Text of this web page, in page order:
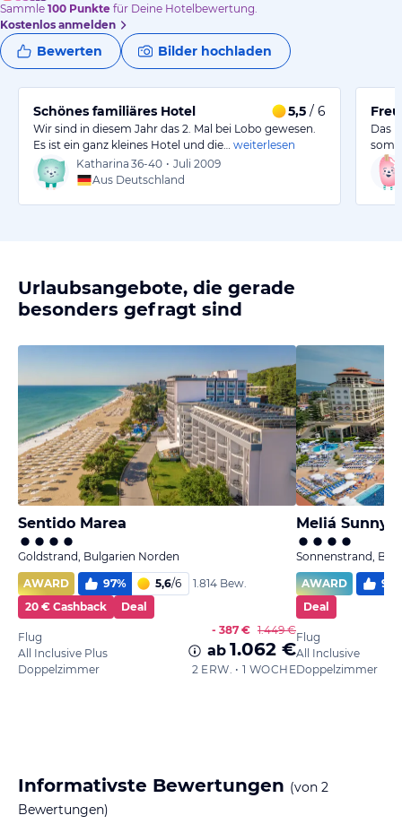
Sammle 100 Punkte für Deine Hotelbewertung.
Kostenlos anmelden
Bewerten Bilder hochladen
Schönes familiäres Hotel 5,5 / 6
Wir sind in diesem Jahr das 2. Mal bei Lobo gewesen.
Es ist ein ganz kleines Hotel und die…
weiterlesen
Katharina 36-40 • Juli 2009
Aus Deutschland
Das
Urlaubsangebote, die gerade
besonders gefragt sind
Sentido Marea
Goldstrand, Bulgarien Norden
AWARD
97% 5,6/6
1.814 Bew.
20 € Cashback
Deal
Flug
All Inclusive Plus
Doppelzimmer
- 387 € 1.449 €
ab 1.062 €
2 ERW. • 1 WOCHE
Meliá Sunny
Sonnenstrand,
AWARD
92
Deal
Flug
All Inclusive
Doppelzimmer
Informativste Bewertungen (von 2
Bewertungen)